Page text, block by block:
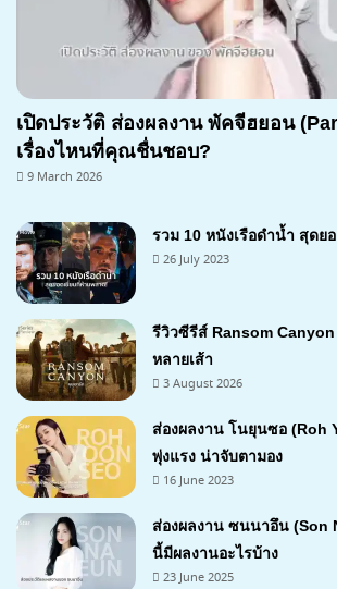
เปิดประวัติ ส่องผลงาน พัคจีฮยอน
เรื่องไหนที่คุณชื่นชอบ?
9 March 2026
รวม 10 หนังเรือดำน้ำ สุดย
26 July 2023
7.1
รีวิวซีรีส์ Ransom
หลายเส้า
3 August 2026
ส่องผลงาน โนยุนซอ (Roh
พุ่งแรง น่าจับตามอง
16 June 2023
ส่องผลงาน ซนนาอึน (Son
นี้มีผลงานอะไรบ้าง
23 June 2025